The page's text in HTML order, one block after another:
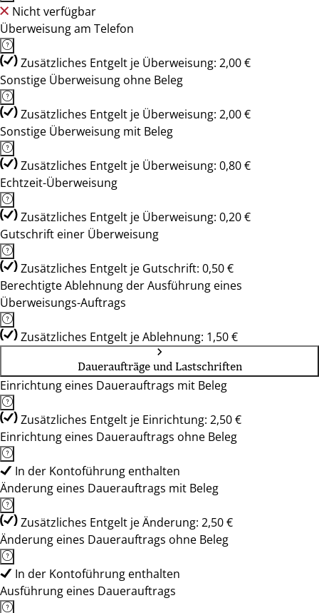
Nicht verfügbar
Überweisung am Telefon
Zusätzliches Entgelt je Überweisung: 2,00 €
Sonstige Überweisung ohne Beleg
Zusätzliches Entgelt je Überweisung: 2,00 €
Sonstige Überweisung mit Beleg
Zusätzliches Entgelt je Überweisung: 0,80 €
Echtzeit-Überweisung
Zusätzliches Entgelt je Überweisung: 0,20 €
Gutschrift einer Überweisung
Zusätzliches Entgelt je Gutschrift: 0,50 €
Berechtigte Ablehnung der Ausführung eines
Überweisungs-Auftrags
Zusätzliches Entgelt je Ablehnung: 1,50 €
Daueraufträge und Lastschriften
Einrichtung eines Dauerauftrags mit Beleg
Zusätzliches Entgelt je Einrichtung: 2,50 €
Einrichtung eines Dauerauftrags ohne Beleg
In der Kontoführung enthalten
Änderung eines Dauerauftrags mit Beleg
Zusätzliches Entgelt je Änderung: 2,50 €
Änderung eines Dauerauftrags ohne Beleg
In der Kontoführung enthalten
Ausführung eines Dauerauftrags